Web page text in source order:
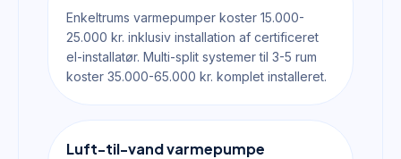
Enkeltrums varmepumper koster 15.000-
25.000 kr. inklusiv installation af certificeret
el-installatør. Multi-split systemer til 3-5 rum
koster 35.000-65.000 kr. komplet installeret.
Luft-til-vand varmepumpe